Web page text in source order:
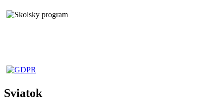
Sviatok